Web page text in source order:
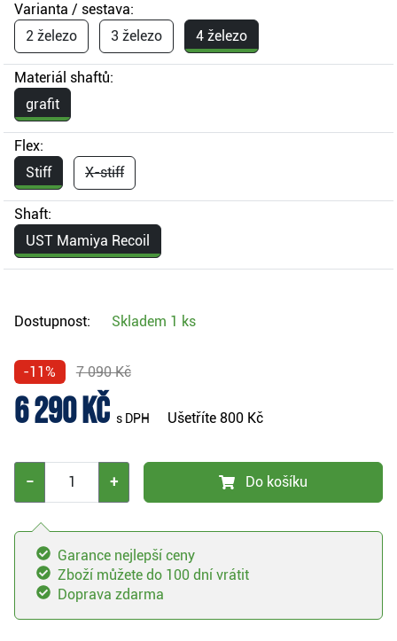
Varianta / sestava:
2 železo
3 železo 4 železo
Materiál shaftů:
grafit
Flex:
Stiff
X-stiff
Shaft:
UST Mamiya Recoil
Dostupnost: Skladem 1 ks
-11% 7 090 Kč
6 290 Kč s DPH Ušetříte 800 Kč
− + Do košíku
Garance nejlepší ceny
Zboží můžete do 100 dní vrátit
Doprava zdarma